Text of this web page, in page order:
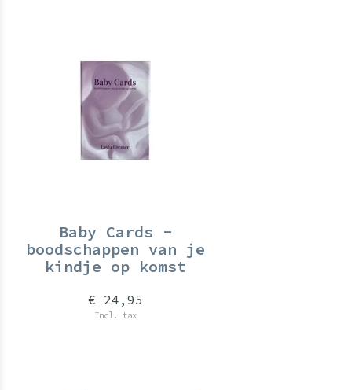
Baby Cards -
boodschappen van je
kindje op komst
€ 24,95
Incl. tax